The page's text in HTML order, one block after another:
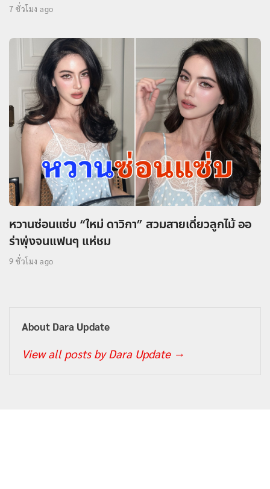
7 ชั่วโมง ago
หวานซ่อนแซ่บ “ใหม่ ดาวิกา” สวมสายเดี่ยวลูกไม้ ออ
ร่าพุ่งจนแฟนๆ แห่ชม
9 ชั่วโมง ago
About Dara Update
View all posts by Dara Update →